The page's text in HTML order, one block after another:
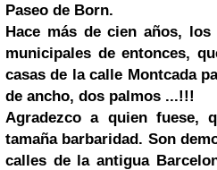
Paseo de Born.
Hace más de cien años,
municipales de entonces,
casas de la calle Montcada
de ancho, dos palmos ...!!!
Agradezco a quien fuese,
tamaña barbaridad. Son
calles de la antigua